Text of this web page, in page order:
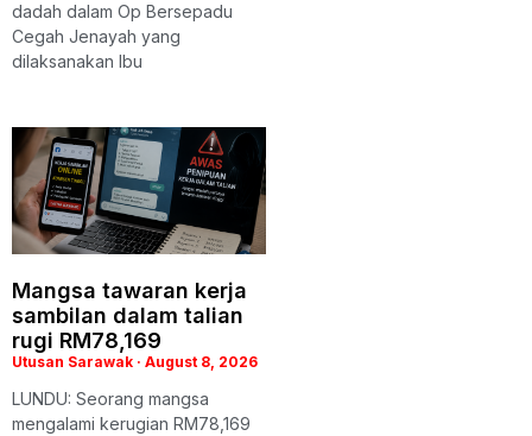
dadah dalam Op Bersepadu
Cegah Jenayah yang
dilaksanakan Ibu
Mangsa tawaran kerja
sambilan dalam talian
rugi RM78,169
Utusan Sarawak August 8, 2026
LUNDU: Seorang mangsa
mengalami kerugian RM78,169